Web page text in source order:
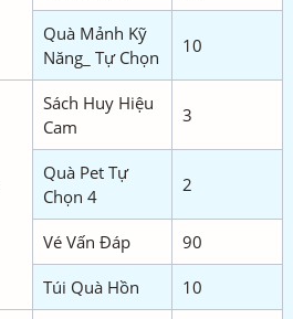
Quà Mảnh Kỹ
Năng_ Tự Chọn
10
Sách Huy Hiệu
Cam
3
Quà Pet Tự
Chọn 4
2
Vé Vấn Đáp 90
Túi Quà Hồn 10